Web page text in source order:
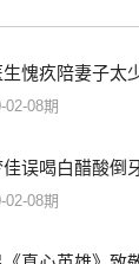
生愧疚陪妻子太
02-08期
误喝白醋酸倒
02-08期